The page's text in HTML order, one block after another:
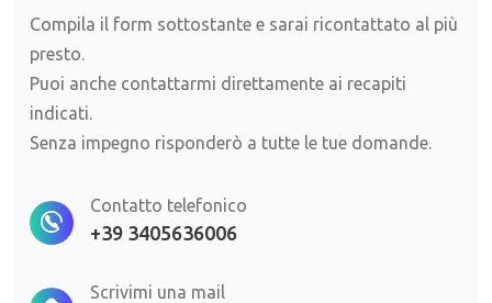
Compila il form sottostante e sarai ricontattato al più
presto.
Puoi anche contattarmi direttamente ai recapiti
indicati.
Senza impegno risponderò a tutte le tue domande.
Contatto telefonico
+39 3405636006
Scrivimi una mail